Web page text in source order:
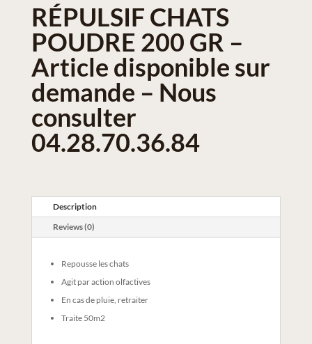
RÉPULSIF CHATS
POUDRE 200 GR –
Article disponible sur
demande – Nous
consulter
04.28.70.36.84
Description
Reviews (0)
Repousse les chats
Agit par action olfactives
En cas de pluie, retraiter
Traite 50m2